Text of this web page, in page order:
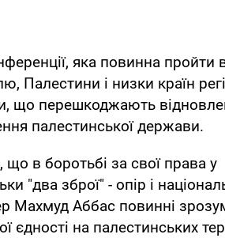
яка повинна пройти
Палестини і низки країн
що перешкоджають
палестинської держави.
в боротьбі за свої права у
"два зброї" - опір і
Махмуд Аббас повинні
єдності на палестинських